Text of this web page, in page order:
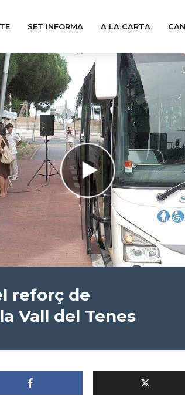
SET INFORMA A LA CARTA
reforç de
Vall del Tenes